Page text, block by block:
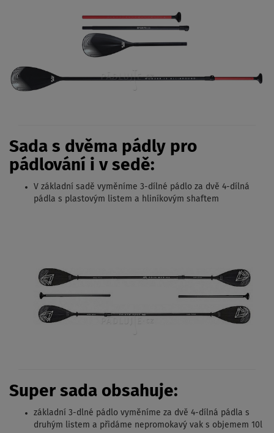
Sada s dvěma pádly pro
pádlování i v sedě:
V základní sadě vyměníme 3-dílné pádlo za dvě 4-dílná
pádla s plastovým listem a hliníkovým shaftem
Super sada obsahuje:
základní 3-dlné pádlo vyměníme za dvě 4-dílná pádla s
druhým listem a přidáme nepromokavý vak s objemem 10l